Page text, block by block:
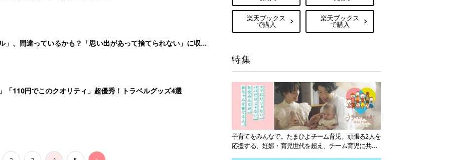
楽天ブックス
で購入
楽天ブックス
で購入
特集
子育てをみんなで。たまひよチーム育児。頑張る2人を
応援する、妊娠・育児世代を超え、チーム育児に共感